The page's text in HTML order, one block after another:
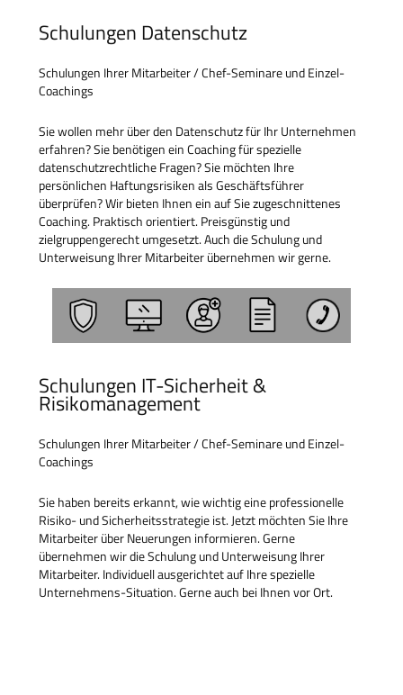
Schulungen Datenschutz
Schulungen Ihrer Mitarbeiter / Chef-Seminare und Einzel-
Coachings
Sie wollen mehr über den Datenschutz für Ihr Unternehmen
erfahren? Sie benötigen ein Coaching für spezielle
datenschutzrechtliche Fragen? Sie möchten Ihre
persönlichen Haftungsrisiken als Geschäftsführer
überprüfen? Wir bieten Ihnen ein auf Sie zugeschnittenes
Coaching. Praktisch orientiert. Preisgünstig und
zielgruppengerecht umgesetzt. Auch die Schulung und
Unterweisung Ihrer Mitarbeiter übernehmen wir gerne.
Schulungen IT-Sicherheit &
Risikomanagement
Schulungen Ihrer Mitarbeiter / Chef-Seminare und Einzel-
Coachings
Sie haben bereits erkannt, wie wichtig eine professionelle
Risiko- und Sicherheitsstrategie ist. Jetzt möchten Sie Ihre
Mitarbeiter über Neuerungen informieren. Gerne
übernehmen wir die Schulung und Unterweisung Ihrer
Mitarbeiter. Individuell ausgerichtet auf Ihre spezielle
Unternehmens-Situation. Gerne auch bei Ihnen vor Ort.